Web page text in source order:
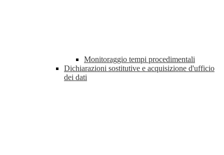
Monitoraggio tempi procedimentali
Dichiarazioni sostitutive e acquisizione d'ufficio
dei dati